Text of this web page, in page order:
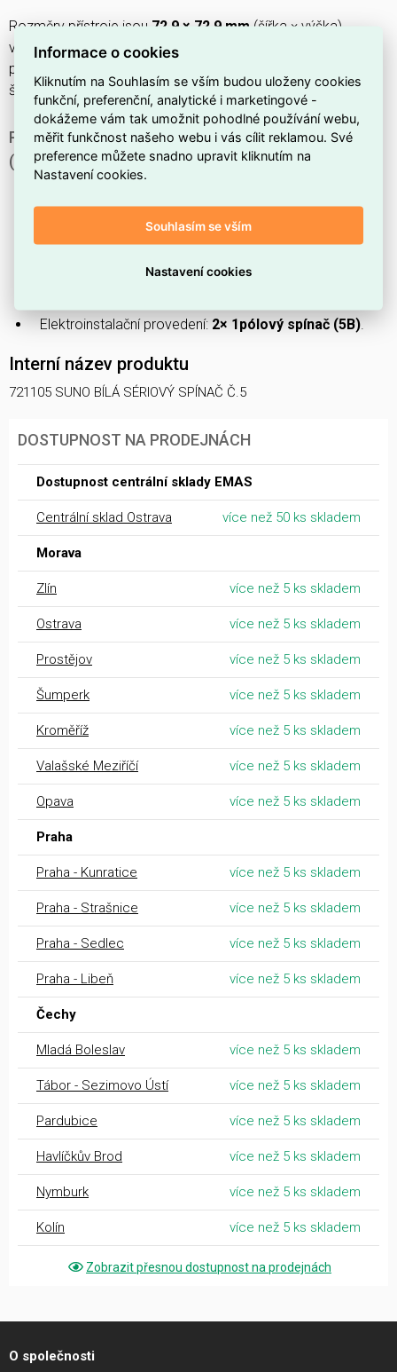
Rozměry přístroje jsou 72,9 × 72,9 mm (šířka × výška),
vestavná hloubka 28 mm(min. instalační krabice
připojuje se přes
šrouby.
PROČ SI VYBRAT TENTO SÉRIOVÝ SPÍNAČ SUNO
(LEGRAND 721105)?
Nabízí ovládání pomocídvou páček.
Jedná se o nepodsvícený model (
Elektroinstalační provedení: 2× 1pólový spínač (5B).
Interní název produktu
721105 SUNO BÍLÁ SÉRIOVÝ SPÍNAČ Č.5
DOSTUPNOST NA PRODEJNÁCH
Dostupnost centrální sklady EMAS
Centrální sklad Ostrava více než 50 ks skladem
Morava
Zlín více než 5 ks skladem
Ostrava více než 5 ks skladem
Prostějov více než 5 ks skladem
Šumperk více než 5 ks skladem
Kroměříž více než 5 ks skladem
Valašské Meziříčí více než 5 ks skladem
Opava více než 5 ks skladem
Praha
Praha - Kunratice více než 5 ks skladem
Praha - Strašnice více než 5 ks skladem
Praha - Sedlec více než 5 ks skladem
Praha - Libeň více než 5 ks skladem
Čechy
Mladá Boleslav více než 5 ks skladem
Tábor - Sezimovo Ústí více než 5 ks skladem
Pardubice více než 5 ks skladem
Havlíčkův Brod více než 5 ks skladem
Nymburk více než 5 ks skladem
Kolín více než 5 ks skladem
Zobrazit přesnou dostupnost na prodejnách
O společnosti
Informace o cookies
Kliknutím na Souhlasím se vším budou uloženy cookies
funkční, preferenční, analytické i marketingové -
dokážeme vám tak umožnit pohodlné používání webu,
měřit funkčnost našeho webu i vás cílit reklamou. Své
preference můžete snadno upravit kliknutím na
Nastavení cookies.
Souhlasím se vším
Nastavení cookies